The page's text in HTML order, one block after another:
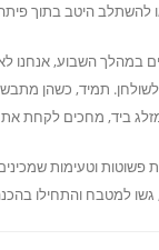
להשתלב היטב בתוך
במהלך השבוע, אנחנו
תמיד, כשהן
ביד, מחכים לקחת את
פשוטות וטעימות
למטבח והתחילו